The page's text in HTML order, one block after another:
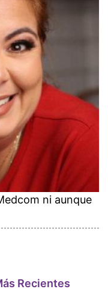
ni aunque
Recientes